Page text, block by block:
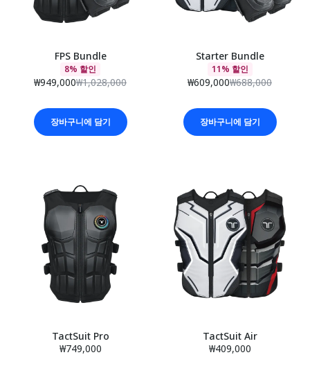
FPS Bundle
8% 할인
₩949,000₩1,028,000
장바구니에 담기
Starter Bundle
11% 할인
₩609,000₩688,000
장바구니에 담기
TactSuit Pro
₩749,000
TactSuit Air
₩409,000